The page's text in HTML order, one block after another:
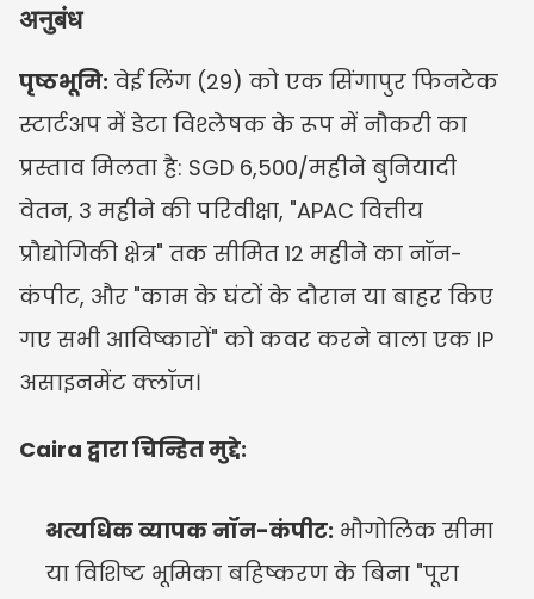
अनुबंध
पृष्ठभूमि: वेई लिंग (29) को एक सिंगापुर फिनटेक
स्टार्टअप में डेटा विश्लेषक के रूप में नौकरी का
प्रस्ताव मिलता है: SGD 6,500/महीने बुनियादी
वेतन, 3 महीने की परिवीक्षा, "APAC वित्तीय
प्रौद्योगिकी क्षेत्र" तक सीमित 12 महीने का नॉन-
कंपीट, और "काम के घंटों के दौरान या बाहर किए
गए सभी आविष्कारों" को कवर करने वाला एक IP
असाइनमेंट क्लॉज।
Caira द्वारा चिन्हित मुद्दे:
अत्यधिक व्यापक नॉन-कंपीट: भौगोलिक सीमा
या विशिष्ट भूमिका बहिष्करण के बिना "पूरा